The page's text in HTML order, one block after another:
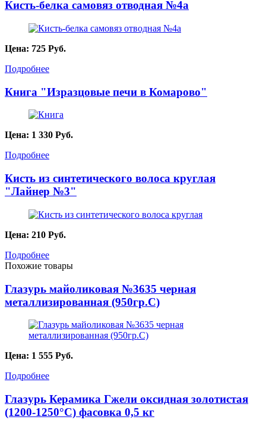
Кисть-белка самовяз отводная №4а
Цена: 725 Руб.
Подробнее
Книга "Изразцовые печи в Комарово"
Цена: 1 330 Руб.
Подробнее
Кисть из синтетического волоса круглая
"Лайнер №3"
Цена: 210 Руб.
Подробнее
Похожие товары
Глазурь майоликовая №3635 черная
металлизированная (950гр.С)
Цена: 1 555 Руб.
Подробнее
Глазурь Керамика Гжели оксидная золотистая
(1200-1250°С) фасовка 0,5 кг